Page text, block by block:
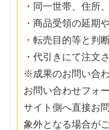
・同一世帯、住所
・商品受領の延期
・転売目的等と判
・代引きにて注文
※成果のお問い合
お問い合わせフォ
サイト側へ直接お
象外となる場合が